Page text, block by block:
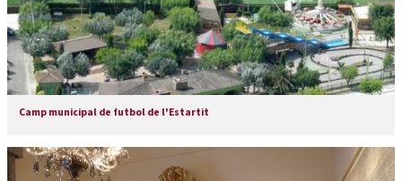
Camp municipal de futbol de l'Estartit